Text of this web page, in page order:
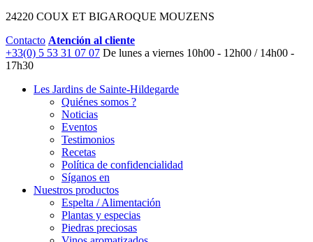
24220 COUX ET BIGAROQUE MOUZENS
Contacto Atención al cliente
+33(0) 5 53 31 07 07 De lunes a viernes 10h00 - 12h00 / 14h00 -
17h30
Les Jardins de Sainte-Hildegarde
Quiénes somos ?
Noticias
Eventos
Testimonios
Recetas
Política de confidencialidad
Síganos en
Nuestros productos
Espelta / Alimentación
Plantas y especias
Piedras preciosas